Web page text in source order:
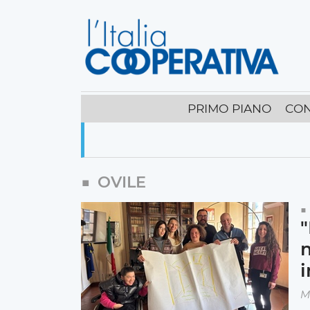
PRIMO PIANO
OVILE